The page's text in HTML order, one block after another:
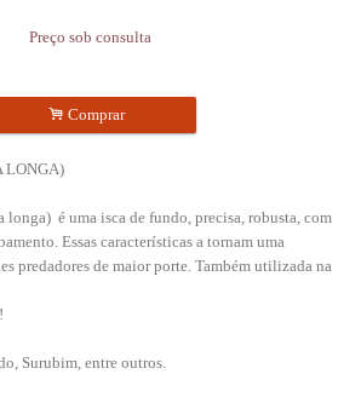
Preço sob consulta
. Comprar
LONGA)
longa) é uma isca de fundo, precisa, robusta, com
Essas características a tornam uma
predadores de maior porte. Também utilizada na
Surubim, entre outros.